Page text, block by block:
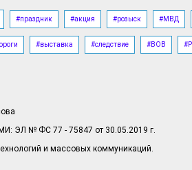
#праздник #акция #розыск #МВД
#выставка #следствие #ВОВ
ЭЛ № ФС 77 - 75847 от 30.05.2019 г.
и массовых коммуникаций.